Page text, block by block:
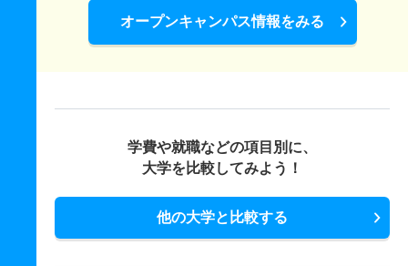
オープンキャンパス情報をみる
学費や就職などの項目別に、
大学を比較してみよう！
他の大学と比較する